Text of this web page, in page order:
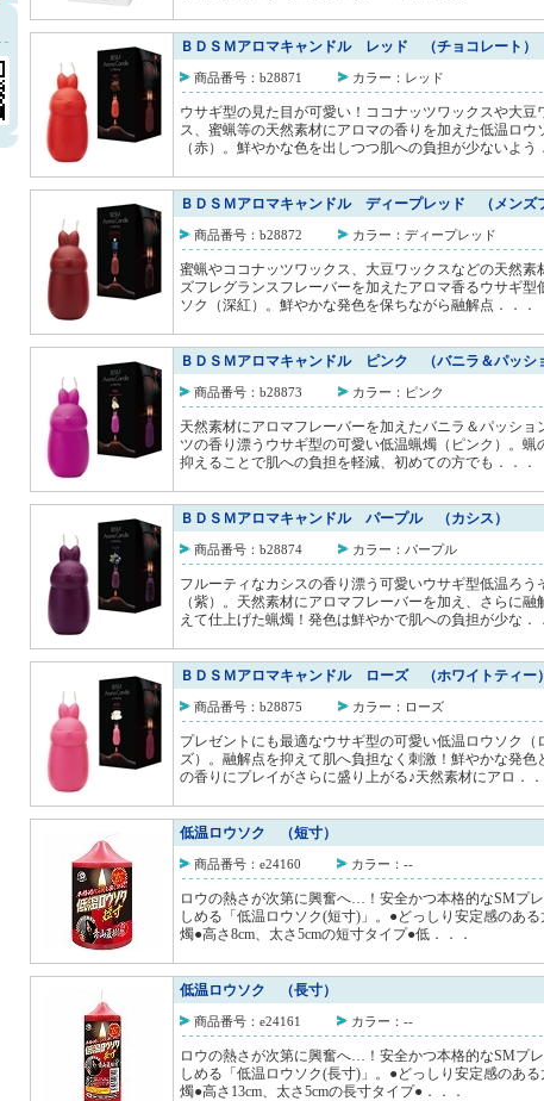
ＢＤＳＭアロマキャンドル レッド （チョコレート）
商品番号：b28871 カラー：レッド
ウサギ型の見た目が可愛い！ココナッツワックスや大豆
ス、蜜蝋等の天然素材にアロマの香りを加えた低温ロウ
（赤）。鮮やかな色を出しつつ肌への負担が少ないよう
ＢＤＳＭアロマキャンドル ディープレッド （メンズ
商品番号：b28872 カラー：ディープレッド
蜜蝋やココナッツワックス、大豆ワックスなどの天然素
ズフレグランスフレーバーを加えたアロマ香るウサギ型
ソク（深紅）。鮮やかな発色を保ちながら融解点．．．
ＢＤＳＭアロマキャンドル ピンク （バニラ＆パッシ
商品番号：b28873 カラー：ピンク
天然素材にアロマフレーバーを加えたバニラ＆パッショ
ツの香り漂うウサギ型の可愛い低温蝋燭（ピンク）。蝋
抑えることで肌への負担を軽減、初めての方でも．．．
ＢＤＳＭアロマキャンドル パープル （カシス）
商品番号：b28874 カラー：パープル
フルーティなカシスの香り漂う可愛いウサギ型低温ろう
（紫）。天然素材にアロマフレーバーを加え、さらに融
えて仕上げた蝋燭！発色は鮮やかで肌への負担が少な．
ＢＤＳＭアロマキャンドル ローズ （ホワイトティー）
商品番号：b28875 カラー：ローズ
プレゼントにも最適なウサギ型の可愛い低温ロウソク（
ズ）。融解点を抑えて肌へ負担なく刺激！鮮やかな発色
の香りにプレイがさらに盛り上がる♪天然素材にアロ．．
低温ロウソク （短寸）
商品番号：e24160 カラー：--
ロウの熱さが次第に興奮へ…！安全かつ本格的なSMプ
しめる「低温ロウソク(短寸)」。●どっしり安定感のある
燭●高さ8cm、太さ5cmの短寸タイプ●低．．．
低温ロウソク （長寸）
商品番号：e24161 カラー：--
ロウの熱さが次第に興奮へ…！安全かつ本格的なSMプ
しめる「低温ロウソク(長寸)」。●どっしり安定感のある
燭●高さ13cm、太さ5cmの長寸タイプ●．．．